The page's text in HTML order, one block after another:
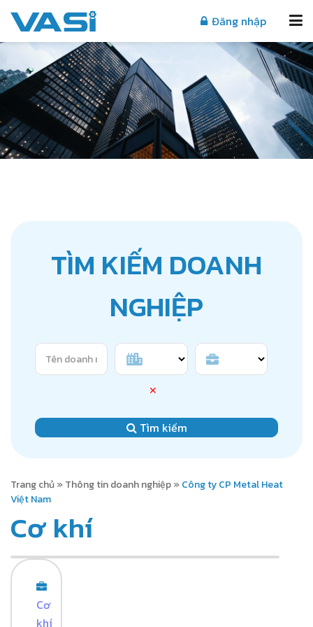
Đăng nhập
TÌM KIẾM DOANH
NGHIỆP
✕
Tìm kiếm
Trang chủ»Thông tin doanh nghiệp»Công ty CP Metal Heat
Việt Nam
Cơ khí
Cơ
khí